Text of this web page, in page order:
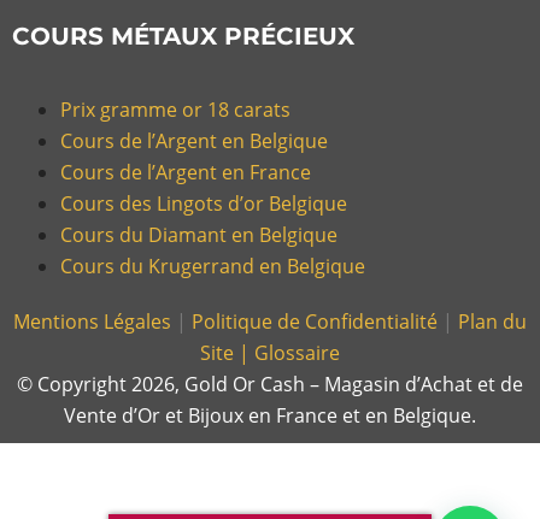
COURS MÉTAUX PRÉCIEUX
Prix gramme or 18 carats
Cours de l’Argent en Belgique
Cours de l’Argent en France
Cours des Lingots d’or Belgique
Cours du Diamant en Belgique
Cours du Krugerrand en Belgique
Mentions Légales | Politique de Confidentialité | Plan du
Site | Glossaire
© Copyright 2026, Gold Or Cash – Magasin d’Achat et de
Vente d’Or et Bijoux en France et en Belgique.